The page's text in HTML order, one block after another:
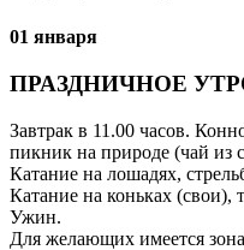
01 января
ПРАЗДНИЧНОЕ
Завтрак в 11.00 часов.
пикник на природе (чай из
Катание на лошадях,
Катание на коньках (свои),
Ужин.
Для желающих имеется